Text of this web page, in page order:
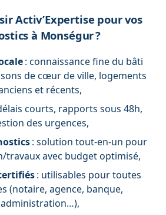
Activ’Expertise pour vos
à Monségur ?
: connaissance fine du bâti
de cœur de ville, logements
et récents,
courts, rapports sous 48h,
des urgences,
: solution tout-en-un pour
travaux avec budget optimisé,
: utilisables pour toutes
(notaire, agence, banque,
administration…),